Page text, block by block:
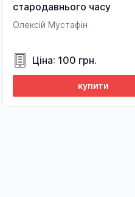
стародавнього часу
Олексій Мустафін
Ціна: 100 грн.
купити